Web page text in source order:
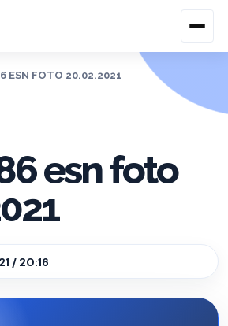
ESN FOTO 20.02.2021
esn foto
/ 20:16